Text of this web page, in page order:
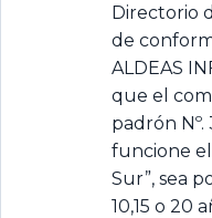
Directorio
de
ALDEAS
que el
padrón Nº.
funcione el
Sur”, sea
10,15 o 20